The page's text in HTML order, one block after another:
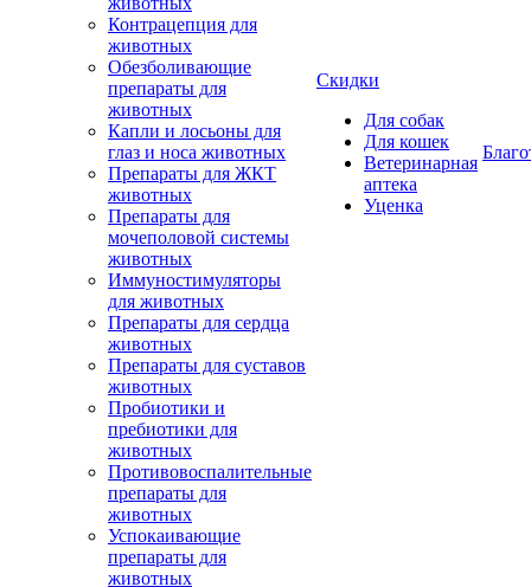
Контрацепция для
животных
Обезболивающие
препараты для
животных
Капли и лосьоны для
глаз и носа животных
Препараты для ЖКТ
животных
Препараты для
мочеполовой системы
животных
Иммуностимуляторы
для животных
Препараты для сердца
животных
Препараты для суставов
животных
Пробиотики и
пребиотики для
животных
Противовоспалительные
препараты для
животных
Успокаивающие
препараты для
животных
Скидки
Для собак
Для кошек
Ветеринарная
аптека
Уценка